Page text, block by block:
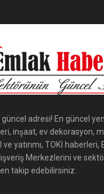
adresi! En güncel
inşaat, ev dekorasyon,
yatırımı, TOKİ haberleri,
Merkezlerini ve
takip edebilirsiniz.